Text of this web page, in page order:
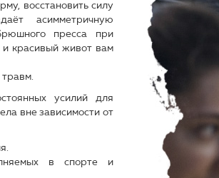
восстановить силу
асимметричную
пресса при
и красивый живот вам
усилий для
вне зависимости от
в спорте и